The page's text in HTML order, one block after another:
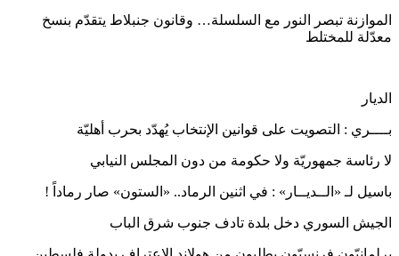
الموازنة تبصر النور مع السلسلة… وقانون جنبلاط يتقدّم بنسخ
معدّلة للمختلط
الديار
بــــري : التصويت على قوانين الإنتخاب يُهدّد بحرب أهليّة
لا رئاسة جمهوريّة ولا حكومة من دون المجلس النيابي
باسيل لـ «الــديــار» : في اثنين الرماد.. «الستون» صار رماداً !
الجيش السوري دخل بلدة تادف جنوب شرق الباب